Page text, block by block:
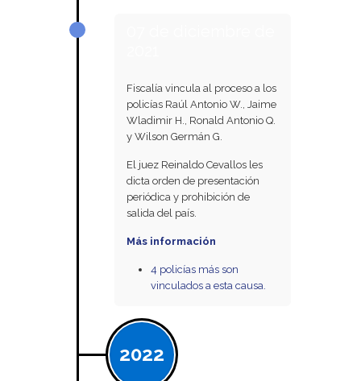
Fiscalía vincula al proceso a los
policías Raúl Antonio W., Jaime
Wladimir H., Ronald Antonio Q.
y Wilson Germán G.
El juez Reinaldo Cevallos les
dicta orden de presentación
periódica y prohibición de
salida del país.
Más información
4 policías más son
vinculados a esta causa.
2022